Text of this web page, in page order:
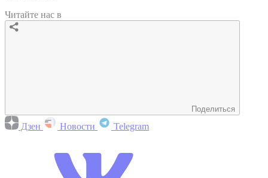
Читайте нас в
Поделиться
Дзен Новости Telegram